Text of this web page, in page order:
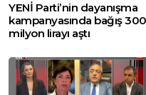
YENİ Parti’nin dayanışma
kampanyasında bağış 300
milyon lirayı aştı